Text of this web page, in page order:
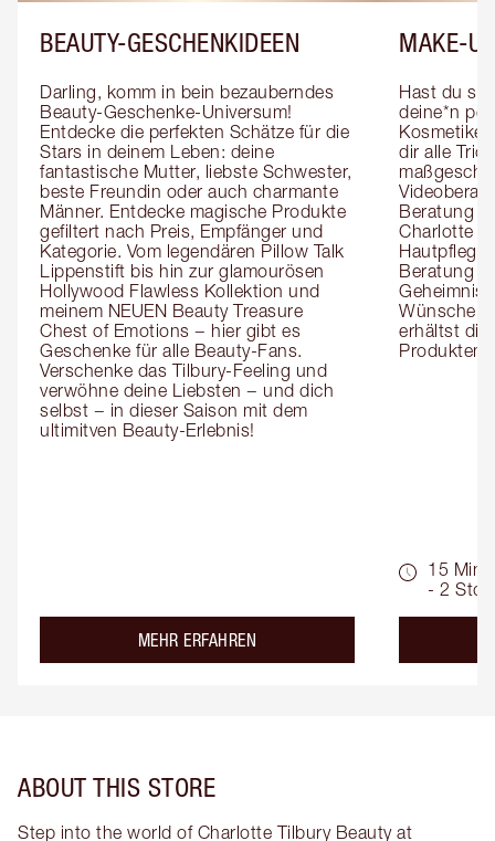
BEAUTY-GESCHENKIDEEN
Darling, komm in bein bezauberndes
Beauty-Geschenke-Universum!
Entdecke die perfekten Schätze für die
Stars in deinem Leben: deine
fantastische Mutter, liebste Schwester,
beste Freundin oder auch charmante
Männer. Entdecke magische Produkte
gefiltert nach Preis, Empfänger und
Kategorie. Vom legendären Pillow Talk
Lippenstift bis hin zur glamourösen
Hollywood Flawless Kollektion und
meinem NEUEN Beauty Treasure
Chest of Emotions − hier gibt es
Geschenke für alle Beauty-Fans.
Verschenke das Tilbury-Feeling und
verwöhne deine Liebsten − und dich
selbst − in dieser Saison mit dem
ultimitven Beauty-Erlebnis!
MEHR ERFAHREN
MAKE-
Hast du
deine*n
dir alle
Beratung
Charlotte
Beratung
Wünsche
erhältst die
15 Min.
- 2 Std.
ABOUT THIS STORE
Step into the world of Charlotte Tilbury Beauty at